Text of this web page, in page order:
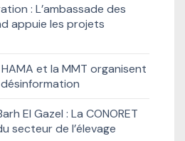
: L’ambassade des
appuie les projets
et la MMT organisent
El Gazel : La CONORET
secteur de l’élevage